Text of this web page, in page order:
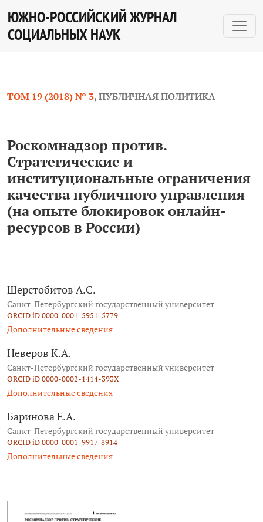
Роскомнадзор против. Стратегические и
ЮЖНО-РОССИЙСКИЙ ЖУРНАЛ
СОЦИАЛЬНЫХ НАУК
ТОМ 19 (2018) № 3,ПУБЛИЧНАЯ ПОЛИТИКА
Роскомнадзор против.
Стратегические и
институциональные ограничения
качества публичного управления
(на опыте блокировок онлайн-
ресурсов в России)
Шерстобитов А.С.
Санкт-Петербургский государственный университет
ORCID iD 0000-0001-5951-5779
Дополнительные сведения
Неверов К.А.
Санкт-Петербургский государственный университет
ORCID iD 0000-0002-1414-393X
Дополнительные сведения
Баринова Е.А.
Санкт-Петербургский государственный университет
ORCID iD 0000-0001-9917-8914
Дополнительные сведения